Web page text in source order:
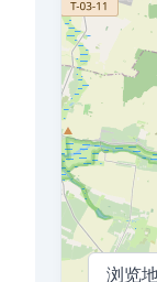
浏览